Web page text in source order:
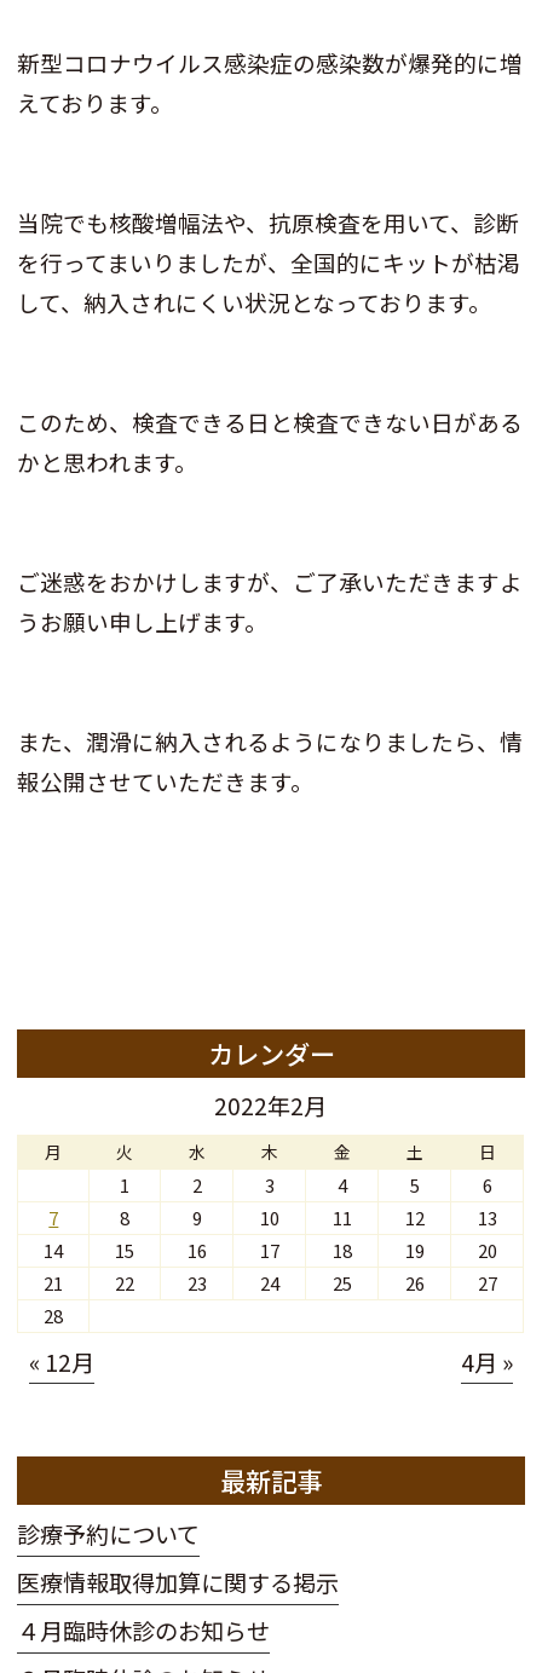
新型コロナウイルス感染症の感染数が爆発的に増
えております。
当院でも核酸増幅法や、抗原検査を用いて、診断
を行ってまいりましたが、全国的にキットが枯渇
して、納入されにくい状況となっております。
このため、検査できる日と検査できない日がある
かと思われます。
ご迷惑をおかけしますが、ご了承いただきますよ
うお願い申し上げます。
また、潤滑に納入されるようになりましたら、情
報公開させていただきます。
カレンダー
2022年2月
月 火 水 木 金 土 日
1 2 3 4 5
6
7
8 9 10 11 12
13
14
15 16 17 18 19
20
21
22 23 24 25 26
27
28
« 12月 4月 »
最新記事
診療予約について
医療情報取得加算に関する掲示
４月臨時休診のお知らせ